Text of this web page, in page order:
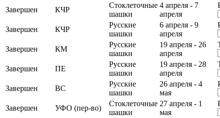
Завершен
КЧР
Стоклеточные
шашки
4 апреля - 7
апреля
Завершен
КЧР
Русские
шашки
6 апреля - 9
апреля
Завершен
КМ
Русские
шашки
19 апреля - 26
апреля
Завершен
ПЕ
Русские
шашки
19 апреля - 28
апреля
Завершен
ВС
Русские
шашки
26 апреля - 4
мая
Завершен
УФО (пер-во)
Стоклеточные
шашки
27 апреля - 1
мая